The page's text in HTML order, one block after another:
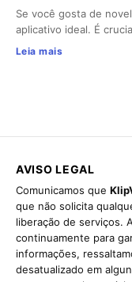
Se você gosta de
aplicativo ideal. É
Leia mais
AVISO LEGAL
Comunicamos que
que não solicita
liberação de serviços.
continuamente para
informações,
desatualizado em